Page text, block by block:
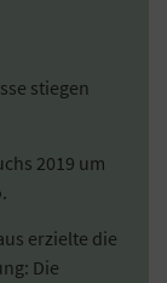
stiegen
2019 um
erzielte die
Die